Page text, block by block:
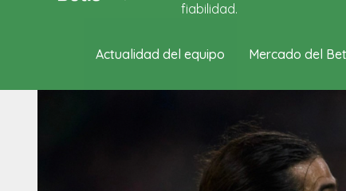
fiabilidad.
Actualidad del equipo Mercado del